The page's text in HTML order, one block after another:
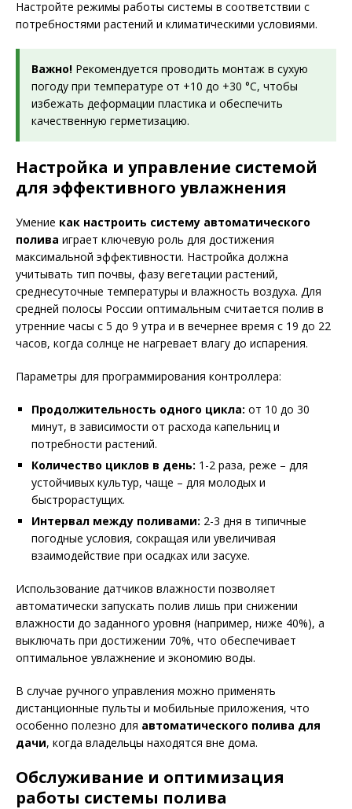
Настройте режимы работы системы в соответствии с
потребностями растений и климатическими условиями.
Важно! Рекомендуется проводить монтаж в сухую
погоду при температуре от +10 до +30 °C, чтобы
избежать деформации пластика и обеспечить
качественную герметизацию.
Настройка и управление системой
для эффективного увлажнения
Умение как настроить систему автоматического
полива играет ключевую роль для достижения
максимальной эффективности. Настройка должна
учитывать тип почвы, фазу вегетации растений,
среднесуточные температуры и влажность воздуха. Для
средней полосы России оптимальным считается полив в
утренние часы с 5 до 9 утра и в вечернее время с 19 до 22
часов, когда солнце не нагревает влагу до испарения.
Параметры для программирования контроллера:
Продолжительность одного цикла: от 10 до 30
минут, в зависимости от расхода капельниц и
потребности растений.
Количество циклов в день: 1-2 раза, реже – для
устойчивых культур, чаще – для молодых и
быстрорастущих.
Интервал между поливами: 2-3 дня в типичные
погодные условия, сокращая или увеличивая
взаимодействие при осадках или засухе.
Использование датчиков влажности позволяет
автоматически запускать полив лишь при снижении
влажности до заданного уровня (например, ниже 40%), а
выключать при достижении 70%, что обеспечивает
оптимальное увлажнение и экономию воды.
В случае ручного управления можно применять
дистанционные пульты и мобильные приложения, что
особенно полезно для автоматического полива для
дачи, когда владельцы находятся вне дома.
Обслуживание и оптимизация
работы системы полива